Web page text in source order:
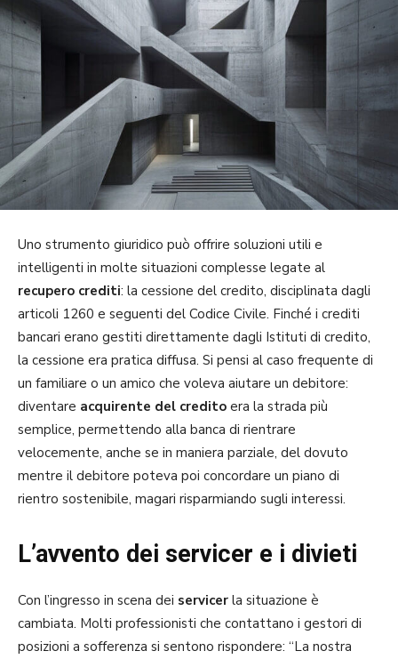
Uno strumento giuridico può offrire soluzioni utili e
intelligenti in molte situazioni complesse legate al
recupero crediti: la cessione del credito, disciplinata dagli
articoli 1260 e seguenti del Codice Civile. Finché i crediti
bancari erano gestiti direttamente dagli Istituti di credito,
la cessione era pratica diffusa. Si pensi al caso frequente di
un familiare o un amico che voleva aiutare un debitore:
diventare acquirente del credito era la strada più
semplice, permettendo alla banca di rientrare
velocemente, anche se in maniera parziale, del dovuto
mentre il debitore poteva poi concordare un piano di
rientro sostenibile, magari risparmiando sugli interessi.
L’avvento dei servicer e i divieti
Con l’ingresso in scena dei servicer la situazione è
cambiata. Molti professionisti che contattano i gestori di
posizioni a sofferenza si sentono rispondere: “La nostra